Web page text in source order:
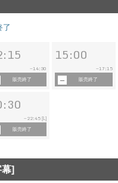
了
~14:30
販売終了
15:00
~17:15
販売終了
~ 22:45 [L]
販売終了
]